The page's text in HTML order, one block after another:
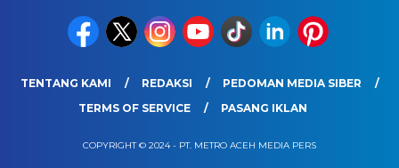
TENTANG KAMI REDAKSI
PEDOMAN MEDIA SIBER
TERMS OF SERVICE
PASANG IKLAN
COPYRIGHT © 2024 - PT. METRO ACEH MEDIA PERS